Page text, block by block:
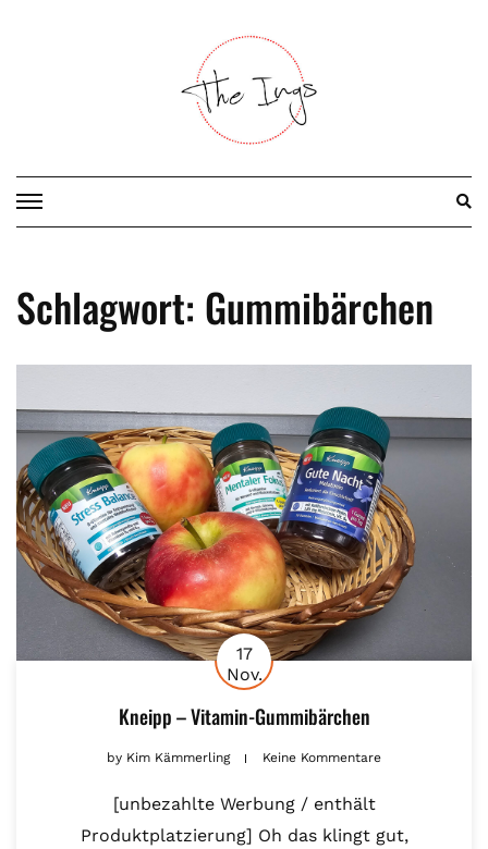
Schlagwort: Gummibärchen
17
Nov.
Kneipp – Vitamin-Gummibärchen
by Kim Kämmerling Keine Kommentare
[unbezahlte Werbung / enthält
Produktplatzierung] Oh das klingt gut,